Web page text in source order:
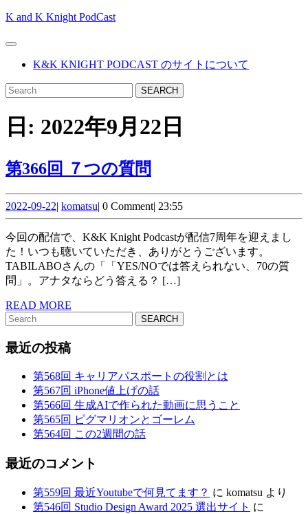
Skip
content
K and K Knight PodCast
Open
ButtonK&K KNIGHT PODCAST のサイトについて
CLOSE
BUTTON
Search
for:
日: 2022年9月22日
第366回 ７つの質問
回 ７
つ
の
質
2022-09-222022-
09-
22
| komatsukomatsu
| 0 Comment| 23:55
今回の配信で、K&K Knight Podcastが配信7周年を迎えまし
た！いつも聴いていただき、ありがとうございます。
TABILABOさんの「「YES/NOでは答えられない、70の質
問」。アナタならどう答える？ […]
READ MORE
Search
for:
最近の投稿
第568回 キャリアパスポートの役割とは
第567回 iPhone値上げの話
第566回 生成AIで作られた動画に思うこと
第565回 ピグマリオンとゴーレム
第564回 この2週間の話
最近のコメント
第559回 最近Youtubeで何見てます？ に komatsu より
第546回 Studio Design Award 2025 選出サイト に